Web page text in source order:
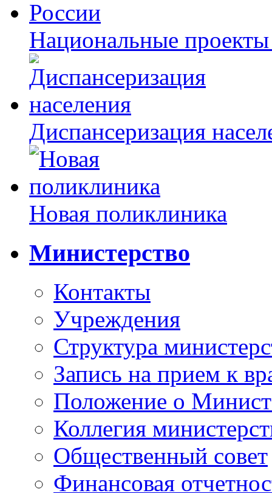
Национальные
Диспансеризация
Новая поликлиника
Министерство
Контакты
Учреждения
Структура
Запись на прием к
Положение о
Коллегия
Общественный совет
Финансовая